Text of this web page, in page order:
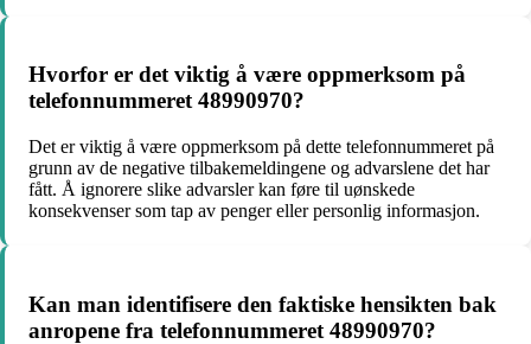
Hvorfor er det viktig å være oppmerksom på
telefonnummeret 48990970?
Det er viktig å være oppmerksom på dette telefonnummeret på
grunn av de negative tilbakemeldingene og advarslene det har
fått. Å ignorere slike advarsler kan føre til uønskede
konsekvenser som tap av penger eller personlig informasjon.
Kan man identifisere den faktiske hensikten bak
anropene fra telefonnummeret 48990970?